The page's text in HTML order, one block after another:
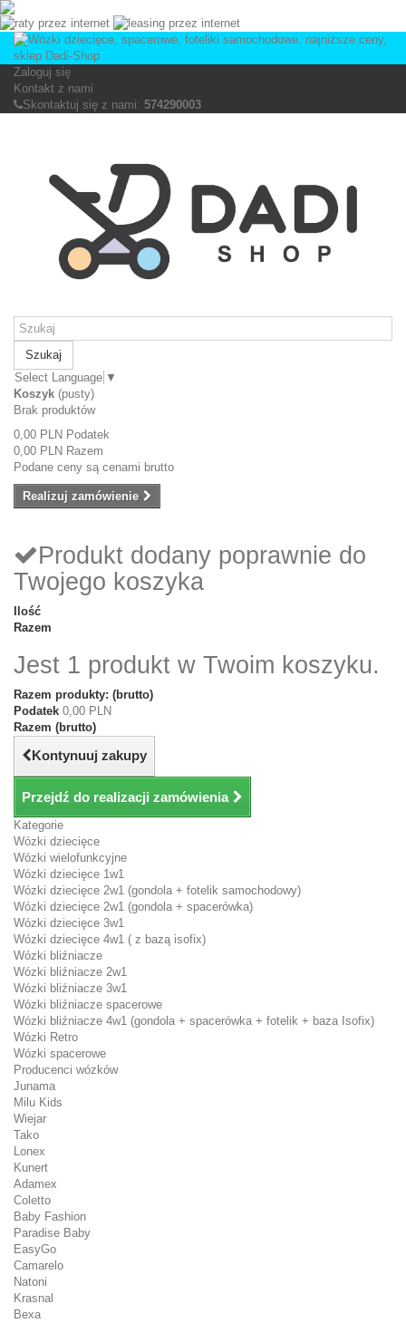
Zaloguj się
Kontakt z nami
Skontaktuj się z nami: 574290003
Szukaj
Select Language ▼
Koszyk (pusty)
Brak produktów
0,00 PLN Podatek
0,00 PLN Razem
Podane ceny są cenami brutto
Realizuj zamówienie
Produkt dodany poprawnie do
Twojego koszyka
Ilość
Razem
Jest 1 produkt w Twoim koszyku.
Razem produkty: (brutto)
Podatek 0,00 PLN
Razem (brutto)
Kontynuuj zakupy
Przejdź do realizacji zamówienia
Kategorie
Wózki dziecięce
Wózki wielofunkcyjne
Wózki dziecięce 1w1
Wózki dziecięce 2w1 (gondola + fotelik samochodowy)
Wózki dziecięce 2w1 (gondola + spacerówka)
Wózki dziecięce 3w1
Wózki dziecięce 4w1 ( z bazą isofix)
Wózki bliźniacze
Wózki bliźniacze 2w1
Wózki bliźniacze 3w1
Wózki bliźniacze spacerowe
Wózki bliźniacze 4w1 (gondola + spacerówka + fotelik + baza Isofix)
Wózki Retro
Wózki spacerowe
Producenci wózków
Junama
Milu Kids
Wiejar
Tako
Lonex
Kunert
Adamex
Coletto
Baby Fashion
Paradise Baby
EasyGo
Camarelo
Natoni
Krasnal
Bexa